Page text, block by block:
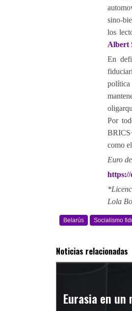
sino-
los
Albert
En
Por
como
Euro
https://
Lola
Belarús Socialismo
Noticias relacionadas
Eurasia en un